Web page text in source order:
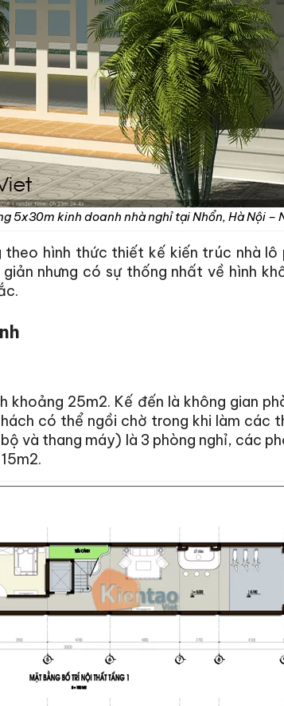
5x30m kinh doanh nhà nghỉ tại Nhổn, Hà Nội –
hình thức thiết kế kiến trúc nhà lô
nhưng có sự thống nhất về hình
25m2. Kế đến là không gian
có thể ngồi chờ trong khi làm các
và thang máy) là 3 phòng nghỉ, các